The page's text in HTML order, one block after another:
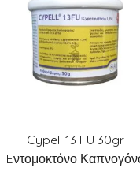
Cypell 13 FU 30gr
Eντομοκτόνο